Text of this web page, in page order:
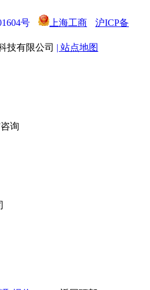
号 上海工商
沪ICP备
技有限公司 | 站点地图
询